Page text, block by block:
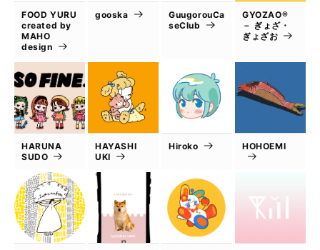
FOOD YURU
created by
MAHO
design
gooska
GuugorouCa
seClub
GYOZAO®
－ ぎょざ・
ぎょざお
HARUNA
SUDO
HAYASHI
UKI
Hiroko HOHOEMI